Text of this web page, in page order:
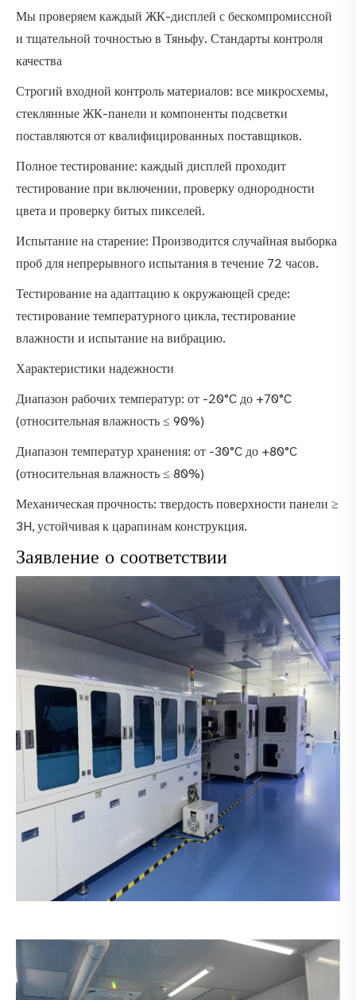
Мы проверяем каждый ЖК-дисплей с бескомпромиссной
и тщательной точностью в Тяньфу. Стандарты контроля
качества
Строгий входной контроль материалов: все микросхемы,
стеклянные ЖК-панели и компоненты подсветки
поставляются от квалифицированных поставщиков.
Полное тестирование: каждый дисплей проходит
тестирование при включении, проверку однородности
цвета и проверку битых пикселей.
Испытание на старение: Производится случайная выборка
проб для непрерывного испытания в течение 72 часов.
Тестирование на адаптацию к окружающей среде:
тестирование температурного цикла, тестирование
влажности и испытание на вибрацию.
Характеристики надежности
Диапазон рабочих температур: от -20°C до +70°C
(относительная влажность ≤ 90%)
Диапазон температур хранения: от -30°C до +80°C
(относительная влажность ≤ 80%)
Механическая прочность: твердость поверхности панели ≥
3H, устойчивая к царапинам конструкция.
Заявление о соответствии